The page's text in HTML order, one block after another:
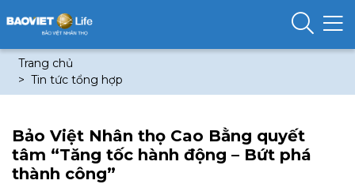
Trang chủ
Tin tức tổng hợp
Bảo Việt Nhân thọ Cao Bằng quyết
tâm “Tăng tốc hành động – Bứt phá
thành công”